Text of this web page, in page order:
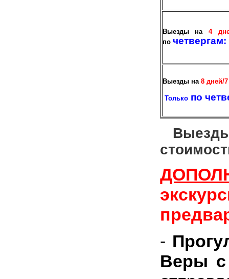
Выезды на4
по четвергам:
Выезды на 8 дней/7
Толькопо
-
Веры с